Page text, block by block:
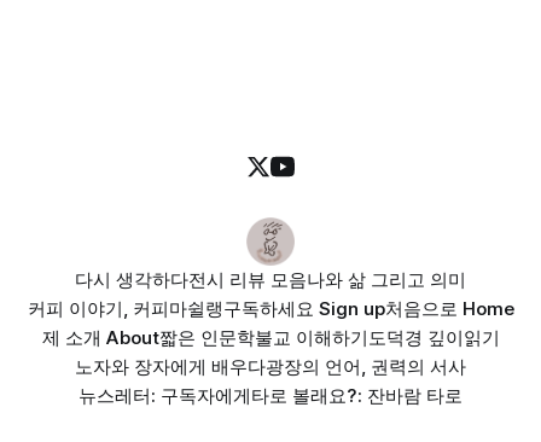
다시 생각하다전시 리뷰 모음나와 삶 그리고 의미
커피 이야기, 커피마쉴랭구독하세요 Sign up처음으로 Home
제 소개 About짧은 인문학불교 이해하기도덕경 깊이읽기
노자와 장자에게 배우다광장의 언어, 권력의 서사
뉴스레터: 구독자에게타로 볼래요?: 잔바람 타로